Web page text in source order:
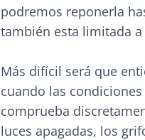
podremos reponerla
también esta limitada
Más difícil será que
cuando las
comprueba
luces apagadas, los